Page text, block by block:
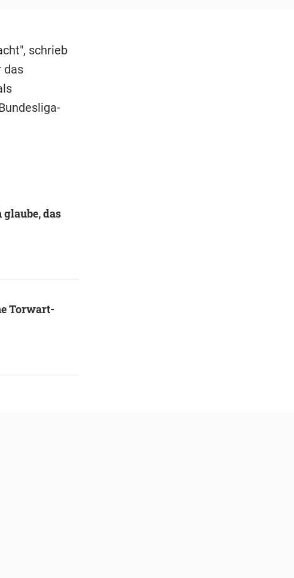
schrieb
das
das
Torwart-